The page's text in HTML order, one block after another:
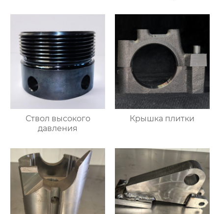
Ствол высокого
давления
Крышка плитки